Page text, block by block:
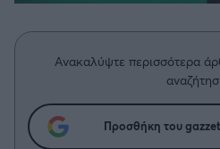
Δημήτρης Τσορμπατζόγλου
Λεβαδειακός
ΟΦΗ
Μεγάλη μου Αγάπη
Μια Ιστορία από την Πόλη
Ανακαλύψτε περισσότερα
Προσθήκη του